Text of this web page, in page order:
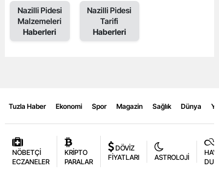
Nazilli Pidesi
Malzemeleri
Haberleri
Nazilli Pidesi
Tarifi
Haberleri
Tuzla Haber Ekonomi Spor Magazin Sağlık Dünya
NÖBETÇİ
ECZANELER
KRİPTO
PARALAR
DÖVİZ
FİYATLARI
ASTROLOJİ